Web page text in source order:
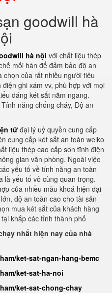
goodwill hà
hà nội với chất liệu thép
mối hàn để đảm bảo độ an
chọn của rất nhiều người tiêu
ghi xám vv, phù hợp với mọi
dáng két sắt nằm ngang.
năng chống cháy, Độ an
tử đại lý uỷ quyền cung cấp
cung cấp két sắt an toàn welko
liệu thép cao cấp sơn tĩnh điện
gian văn phòng. Ngoài việc
yếu tố về tính năng an toàn
là yếu tố vô cùng quan trọng.
của nhiều mẫu khoá hiện đại
độ an toàn cao cho tài sản
mua két sắt của khách hàng
khắp các tỉnh thành phố
nhất hiện nay của nhà
ket-sat-ngan-hang-bemc
ket-sat-ha-noi
ket-sat-chong-chay